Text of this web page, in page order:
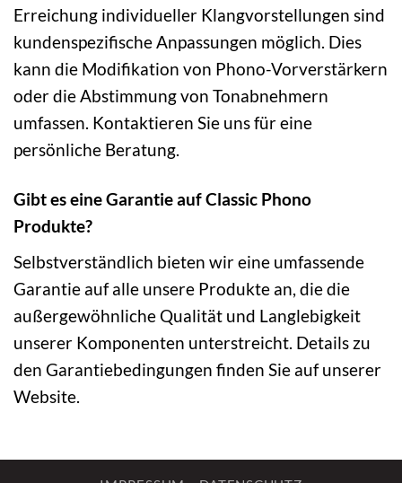
Erreichung individueller Klangvorstellungen sind
kundenspezifische Anpassungen möglich. Dies
kann die Modifikation von Phono-Vorverstärkern
oder die Abstimmung von Tonabnehmern
umfassen. Kontaktieren Sie uns für eine
persönliche Beratung.
Gibt es eine Garantie auf Classic Phono
Produkte?
Selbstverständlich bieten wir eine umfassende
Garantie auf alle unsere Produkte an, die die
außergewöhnliche Qualität und Langlebigkeit
unserer Komponenten unterstreicht. Details zu
den Garantiebedingungen finden Sie auf unserer
Website.